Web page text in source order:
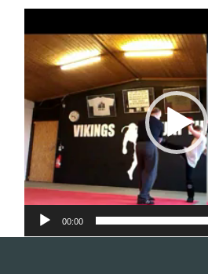
Player
00:00